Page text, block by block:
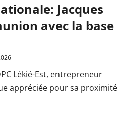
Jacques
avec la base
Lékié-Est, entrepreneur
appréciée pour sa proximité